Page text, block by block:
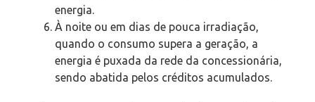
energia.
À noite ou em dias de pouca irradiação,
quando o consumo supera a geração, a
energia é puxada da rede da concessionária,
sendo abatida pelos créditos acumulados.